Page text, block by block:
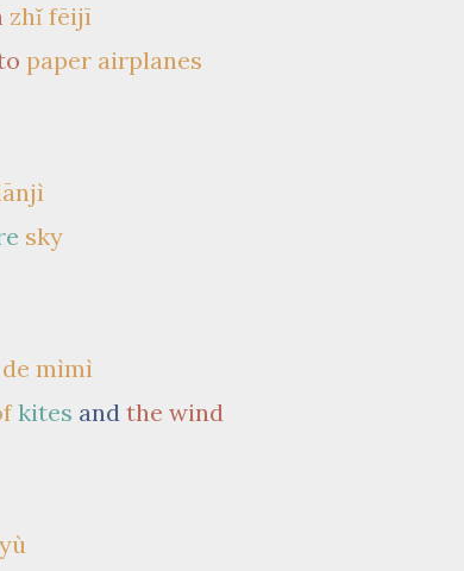
zhǐ fēijī
paper airplanes
sky
de mìmì
kites and the wind